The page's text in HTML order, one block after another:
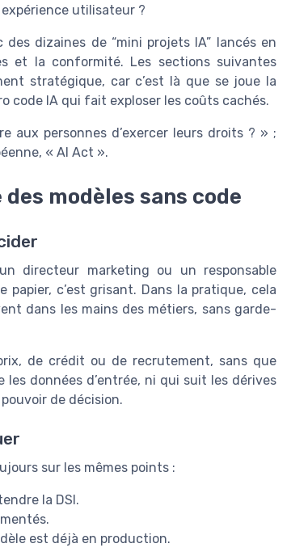
utilisateur ?
dizaines de “mini projets IA” lancés en
et la conformité. Les sections suivantes
stratégique, car c’est là que se joue la
code IA qui fait exploser les coûts cachés.
aux personnes d’exercer leurs droits ? » ;
« AI Act ».
modèles sans code
directeur marketing ou un responsable
c’est grisant. Dans la pratique, cela
dans les mains des métiers, sans garde-
de crédit ou de recrutement, sans que
données d’entrée, ni qui suit les dérives
de décision.
sur les mêmes points :
la DSI.
est déjà en production.